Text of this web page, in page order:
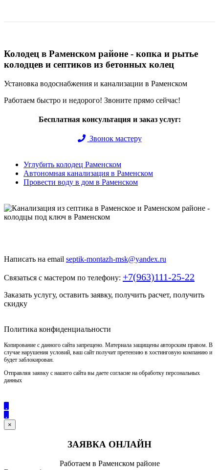
Колодец в Раменском районе - копка и рытье
колодцев и септиков из бетонных колец
Установка водоснабжения и канализации в Раменском
Работаем быстро и недорого! Звоните прямо сейчас!
Бесплатная консультация и заказ услуг:
Звонок мастеру
Углубить колодец Раменском
Автономная канализация в Раменском
Провести воду в дом в Раменском
Написать на email septik-montazh-msk@yandex.ru
Связаться с мастером по телефону: +7(963)111-25-22
Заказать услугу, оставить заявку, получить расчет, получить
скидку
Политика конфиденциальности
Копирование с данного сайта запрещено. Материала защищены авторским правом. В
случае нарушения условий, ваш сайт получит претензию в хостинговую компанию и
будет заблокирован.
Отправляя заявку с нашего сайта вы даете согласие на обработку персональных
данных
×
ЗАЯВКА ОНЛАЙН
Работаем в Раменском районе